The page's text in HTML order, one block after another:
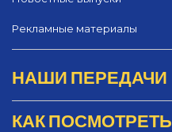
Рекламные материалы
НАШИ ПЕРЕДАЧИ
КАК ПОСМОТРЕТЬ